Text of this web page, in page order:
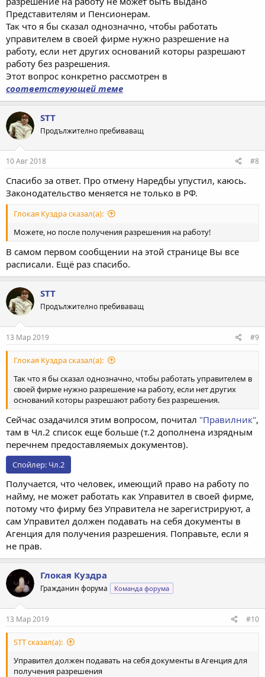
Представителям и Пенсионерам.
Так что я бы сказал однозначно, чтобы работать
управителем в своей фирме нужно разрешение на
работу, если нет других оснований которы разрешают
работу без разрешения.
Этот вопрос конкретно рассмотрен в
соответствующей теме
STT
Продължително пребиваващ
10 Авг 2018 #8
Спасибо за ответ. Про отмену Наредбы упустил, каюсь.
Законодательство меняется не только в РФ.
Глокая Куздра сказал(а):
Можете, но после получения разрешения на работу!
В самом первом сообщении на этой странице Вы все
расписали. Ещё раз спасибо.
STT
Продължително пребиваващ
13 Мар 2019 #9
Глокая Куздра сказал(а):
Так что я бы сказал однозначно, чтобы работать управителем в
своей фирме нужно разрешение на работу, если нет других
оснований которы разрешают работу без разрешения.
Сейчас озадачился этим вопросом, почитал "Правилник",
там в Чл.2 список еще больше (т.2 дополнена изрядным
перечнем предоставляемых документов).
Спойлер: Чл.2
Получается, что человек, имеющий право на работу по
найму, не может работать как Управител в своей фирме,
потому что фирму без Управитела не зарегистрируют, а
сам Управител должен подавать на себя документы в
Агенция для получения разрешения. Поправьте, если я
не прав.
Глокая Куздра
Гражданин форума Команда форума
13 Мар 2019 #10
STT сказал(а):
Управител должен подавать на себя документы в Агенция для
получения разрешения